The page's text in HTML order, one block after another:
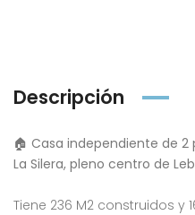
Descripción
🏠 Casa independiente de
La Silera, pleno centro de
Tiene 236 M2 construidos y